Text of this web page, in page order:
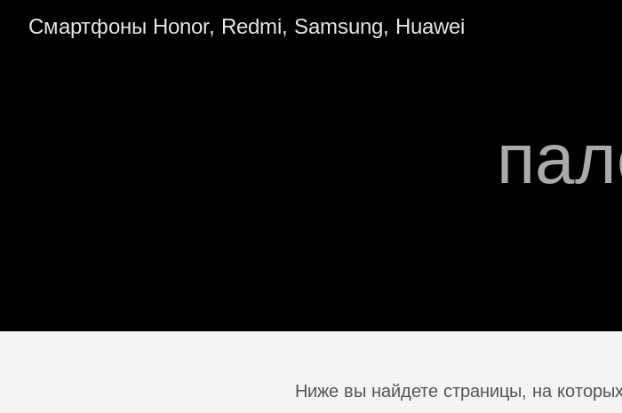
Смартфоны Honor, Redmi, Samsung, Huawei
Ниже вы найдете страницы, на которых